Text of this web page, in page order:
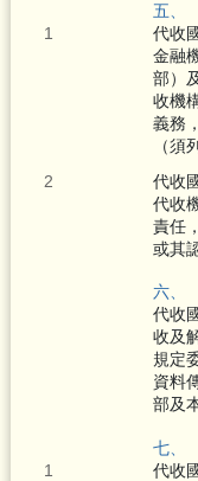
五、
代收
金融
部）
收機
義務
（須
代收
代收
責任
或其
六、
代收
收及
規定
資料
部及
七、
代收